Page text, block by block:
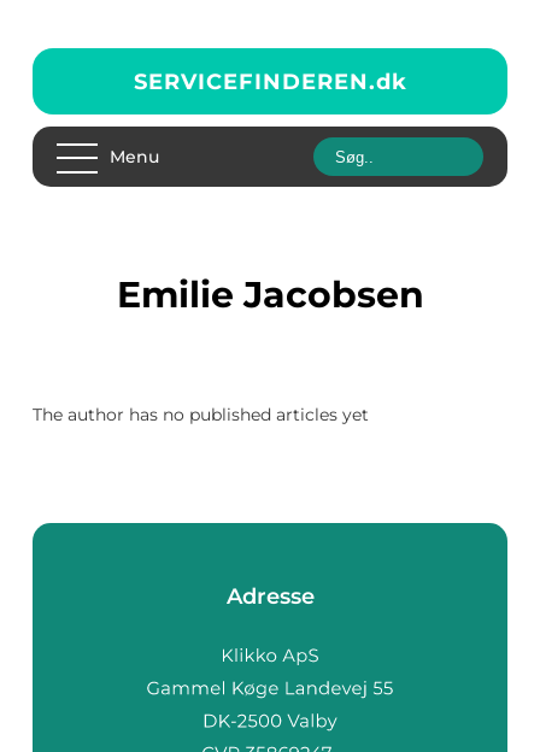
SERVICEFINDEREN.dk
Menu
Emilie Jacobsen
The author has no published articles yet
Adresse